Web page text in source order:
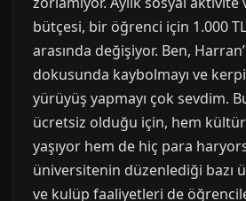
bütçesi, bir öğrenci için 1.000
arasında değişiyor. Ben,
dokusunda kaybolmayı ve
yürüyüş yapmayı çok sevdim.
ücretsiz olduğu için, hem
yaşıyor hem de hiç para
üniversitenin düzenlediği bazı
ve kulüp faaliyetleri de